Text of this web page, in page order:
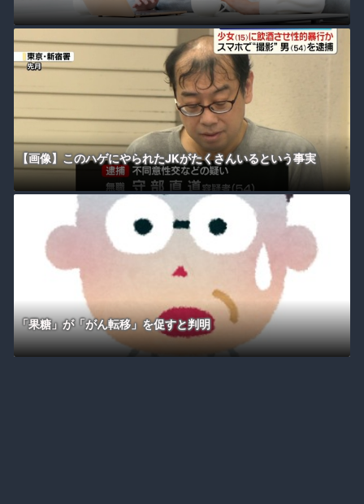
【画像】このハゲにやられたJKがたくさんいるという事実
「果糖」が「がん転移」を促すと判明